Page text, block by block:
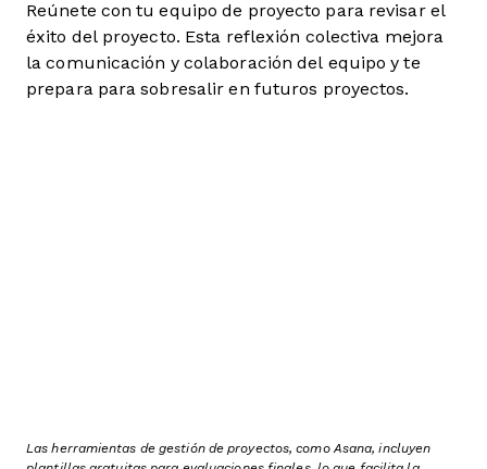
Reúnete con tu equipo de proyecto para revisar el
éxito del proyecto. Esta reflexión colectiva mejora
la comunicación y colaboración del equipo y te
prepara para sobresalir en futuros proyectos.
Las herramientas de gestión de proyectos, como Asana, incluyen